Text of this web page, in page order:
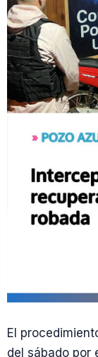
El
del sábado por